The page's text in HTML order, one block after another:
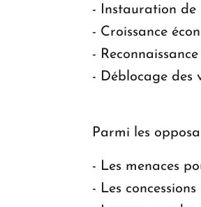
- Instauration de
- Croissance
-
- Déblocage des
Parmi les
- Les menaces
- Les